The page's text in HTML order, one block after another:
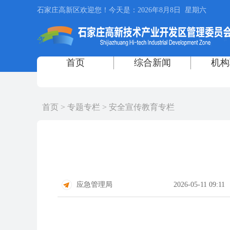
首页 > 专题专栏 > 安全宣传教育专栏
应急管理局 2026-05-11 09:11